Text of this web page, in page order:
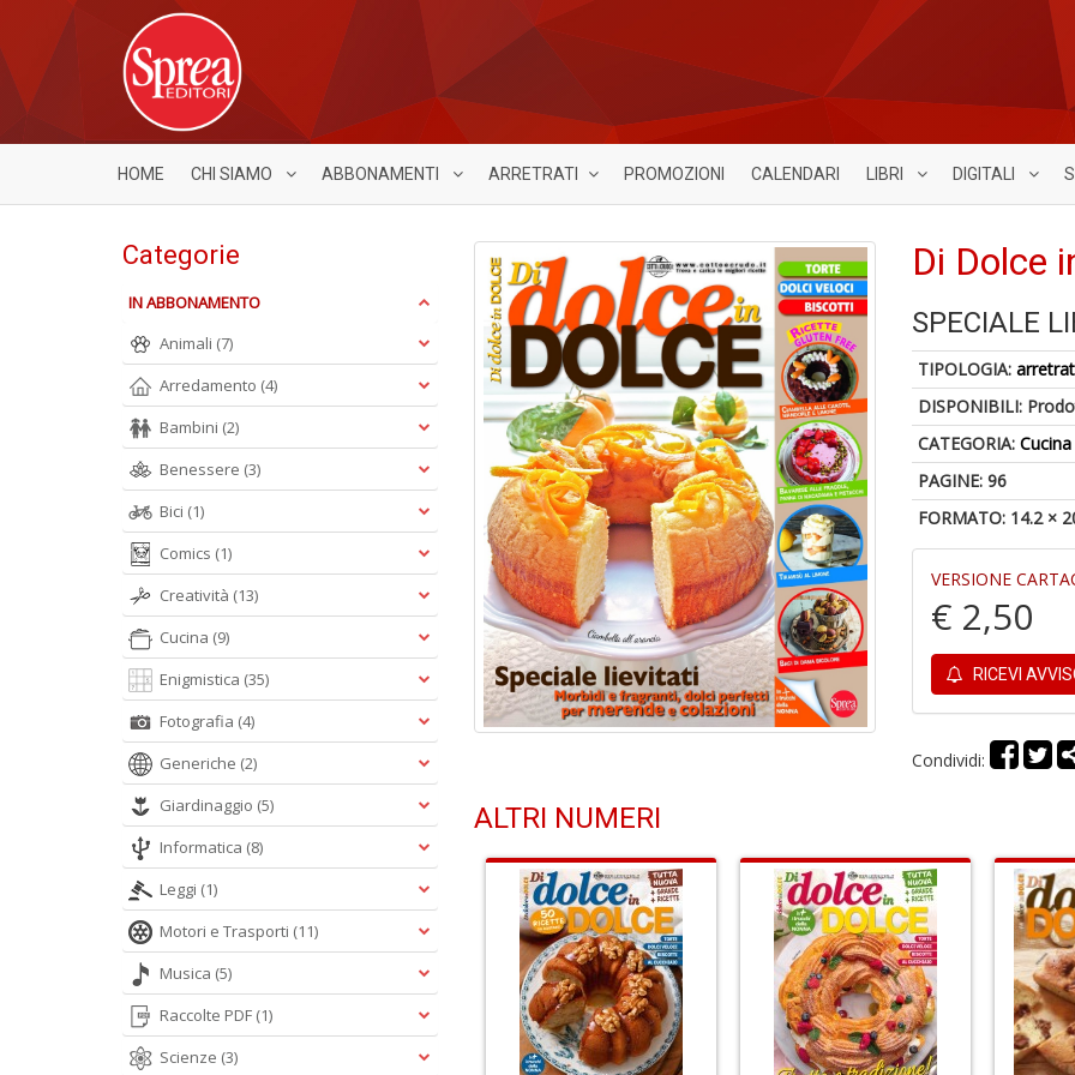
HOME CHI SIAMO ABBONAMENTI ARRETRATI PROMOZIONI CALENDARI LIBRI DIGITALI
Di Dolce
SPECIALE
TIPOLOGIA:
DISPONIBILI:
CATEGORIA:Cucina
PAGINE: 96
FORMATO: 14.2 ×
VERSIONE
€ 2,50
RICEVI
Condividi:
ALTRI NUMERI
Categorie
IN ABBONAMENTO
Animali (7)
Arredamento (4)
Bambini (2)
Benessere (3)
Bici (1)
Comics (1)
Creatività (13)
Cucina (9)
Enigmistica (35)
Fotografia (4)
Generiche (2)
Giardinaggio (5)
Informatica (8)
Leggi (1)
Motori e Trasporti (11)
Musica (5)
Raccolte PDF (1)
Scienze (3)